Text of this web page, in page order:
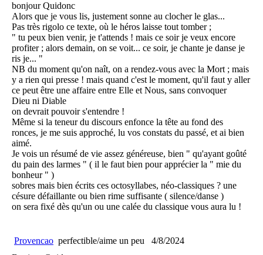
bonjour Quidonc
Alors que je vous lis, justement sonne au clocher le glas...
Pas très rigolo ce texte, où le héros laisse tout tomber ;
" tu peux bien venir, je t'attends ! mais ce soir je veux encore
profiter ; alors demain, on se voit... ce soir, je chante je danse je
ris je... "
NB du moment qu'on naît, on a rendez-vous avec la Mort ; mais
y a rien qui presse ! mais quand c'est le moment, qu'il faut y aller
ce peut être une affaire entre Elle et Nous, sans convoquer
Dieu ni Diable
on devrait pouvoir s'entendre !
Même si la teneur du discours enfonce la tête au fond des
ronces, je me suis approché, lu vos constats du passé, et ai bien
aimé.
Je vois un résumé de vie assez généreuse, bien " qu'ayant goûté
du pain des larmes " ( il le faut bien pour apprécier la " mie du
bonheur " )
sobres mais bien écrits ces octosyllabes, néo-classiques ? une
césure défaillante ou bien rime suffisante ( silence/danse )
on sera fixé dès qu'un ou une calée du classique vous aura lu !
Provencao perfectible/aime un peu
4/8/2024